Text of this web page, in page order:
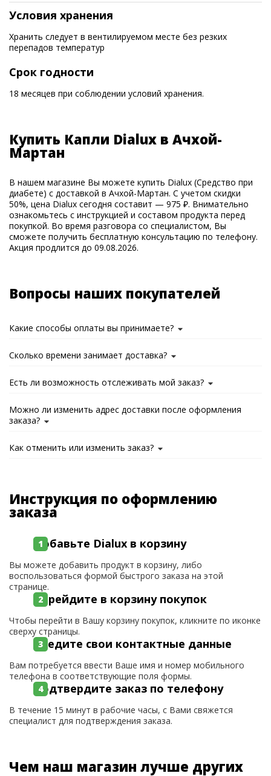
Условия хранения
Хранить следует в вентилируемом месте без резких
перепадов температур
Срок годности
18 месяцев при соблюдении условий хранения.
Купить Капли Dialux в Ачхой-
Мартан
В нашем магазине Вы можете купить Dialux (Средство при
диабете) с доставкой в Ачхой-Мартан. С учетом скидки
50%, цена Dialux сегодня составит — 975 ₽. Внимательно
ознакомьтесь с инструкцией и составом продукта перед
покупкой. Во время разговора со специалистом, Вы
сможете получить бесплатную консультацию по телефону.
Акция продлится до 09.08.2026.
Вопросы наших покупателей
Какие способы оплаты вы принимаете?
Сколько времени занимает доставка?
Есть ли возможность отслеживать мой заказ?
Можно ли изменить адрес доставки после оформления
заказа?
Как отменить или изменить заказ?
Инструкция по оформлению
заказа
Добавьте Dialux в корзину
Вы можете добавить продукт в корзину, либо
воспользоваться формой быстрого заказа на этой
странице.
Перейдите в корзину покупок
Чтобы перейти в Вашу корзину покупок, кликните по иконке
сверху страницы.
Введите свои контактные данные
Вам потребуется ввести Ваше имя и номер мобильного
телефона в соответствующие поля формы.
Подтвердите заказ по телефону
В течение 15 минут в рабочие часы, с Вами свяжется
специалист для подтверждения заказа.
Чем наш магазин лучше других